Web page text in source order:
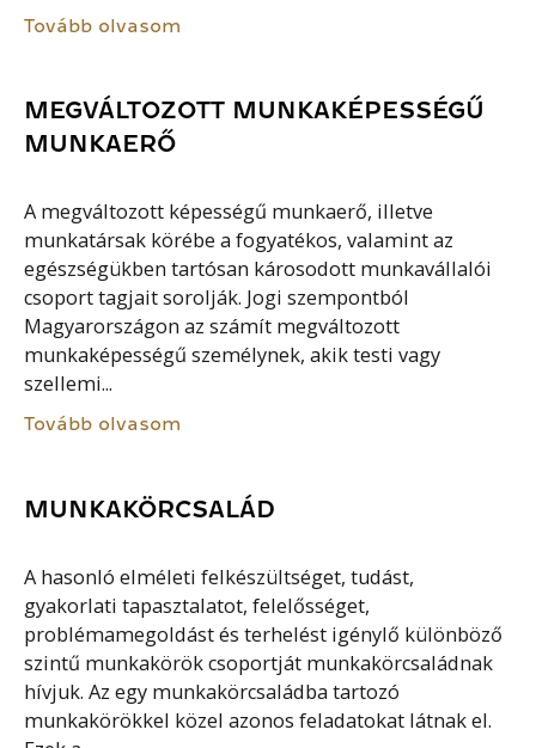
Tovább olvasom
MEGVÁLTOZOTT MUNKAKÉPESSÉGŰ
MUNKAERŐ
A megváltozott képességű munkaerő, illetve
munkatársak körébe a fogyatékos, valamint az
egészségükben tartósan károsodott munkavállalói
csoport tagjait sorolják. Jogi szempontból
Magyarországon az számít megváltozott
munkaképességű személynek, akik testi vagy
szellemi...
Tovább olvasom
MUNKAKÖRCSALÁD
A hasonló elméleti felkészültséget, tudást,
gyakorlati tapasztalatot, felelősséget,
problémamegoldást és terhelést igénylő különböző
szintű munkakörök csoportját munkakörcsaládnak
hívjuk. Az egy munkakörcsaládba tartozó
munkakörökkel közel azonos feladatokat látnak el.